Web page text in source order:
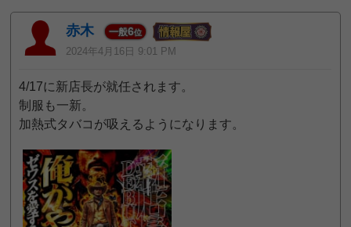
赤木 一般6位
2024年4月16日 9:01 PM
4/17に新店長が就任されます。
制服も一新。
加熱式タバコが吸えるようになります。